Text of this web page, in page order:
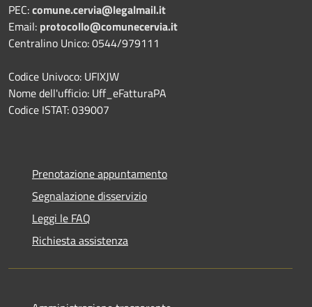
PEC:comune.cervia@legalmail.it
Email: protocollo@comunecervia.it
Centralino Unico: 0544/979111
Codice Univoco: UFIXJW
Nome dell'ufficio: Uff_eFatturaPA
Codice ISTAT: 039007
Prenotazione appuntamento
Segnalazione disservizio
Leggi le FAQ
Richiesta assistenza